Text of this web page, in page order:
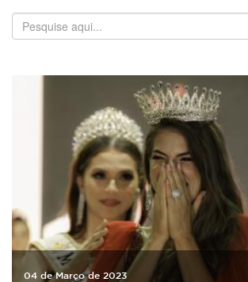
04 de Março de 2023